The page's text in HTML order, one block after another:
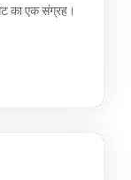
का एक संग्रह।